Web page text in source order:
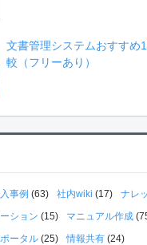
文書管理システムおすすめ
較（フリーあり）
事例 (63) 社内wiki (17) ナレ
ション (15) マニュアル作成
ータル (25) 情報共有 (24)